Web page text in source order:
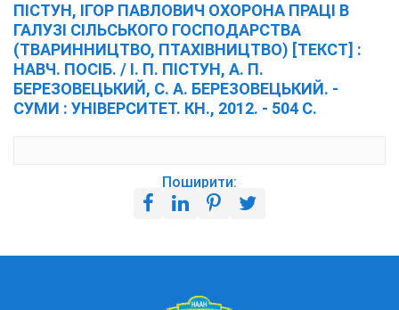
ПІСТУН, ІГОР ПАВЛОВИЧ ОХОРОНА ПРАЦІ В
ГАЛУЗІ СІЛЬСЬКОГО ГОСПОДАРСТВА
(ТВАРИННИЦТВО, ПТАХІВНИЦТВО) [ТЕКСТ] :
НАВЧ. ПОСІБ. / І. П. ПІСТУН, А. П.
БЕРЕЗОВЕЦЬКИЙ, С. А. БЕРЕЗОВЕЦЬКИЙ. -
СУМИ : УНІВЕРСИТЕТ. КН., 2012. - 504 С.
Поширити: